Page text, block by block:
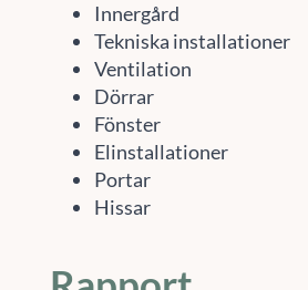
Innergård
Tekniska installationer
Ventilation
Dörrar
Fönster
Elinstallationer
Portar
Hissar